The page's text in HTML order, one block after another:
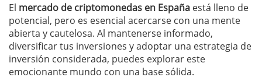
El mercado de criptomonedas en España está lleno de
potencial, pero es esencial acercarse con una mente
abierta y cautelosa. Al mantenerse informado,
diversificar tus inversiones y adoptar una estrategia de
inversión considerada, puedes explorar este
emocionante mundo con una base sólida.